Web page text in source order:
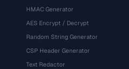
HMAC Generator
AES Encrypt / Decrypt
Random String Generator
CSP Header Generator
Text Redactor